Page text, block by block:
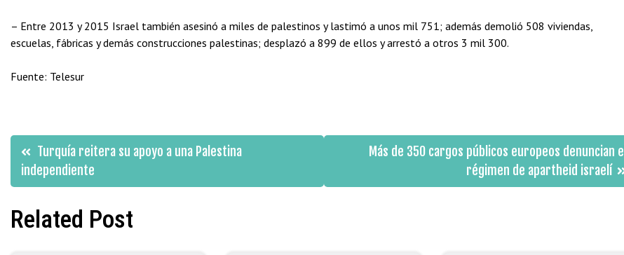
– Entre 2013 y 2015 Israel también asesinó a miles de palestinos y lastimó a unos mil 751; además demolió 508 viviendas,
escuelas, fábricas y demás construcciones palestinas; desplazó a 899 de ellos y arrestó a otros 3 mil 300.
Fuente: Telesur
Navegación
de
entradas
Turquía reitera su apoyo a una Palestina
independiente
Más de 350 cargos públicos europeos denuncian el
régimen de apartheid israelí
Related Post